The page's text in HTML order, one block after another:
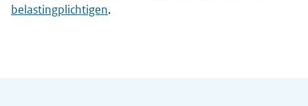
belastingplichtigen.